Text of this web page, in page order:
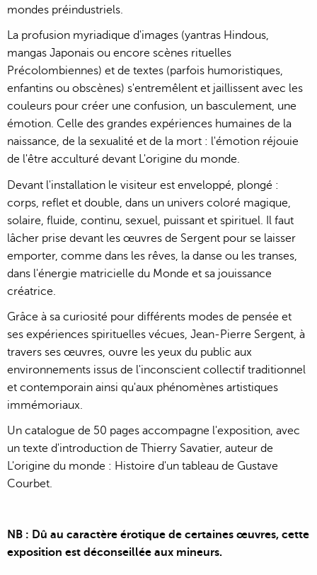
mondes préindustriels.
La profusion myriadique d'images (yantras Hindous,
mangas Japonais ou encore scènes rituelles
Précolombiennes) et de textes (parfois humoristiques,
enfantins ou obscènes) s'entremêlent et jaillissent avec les
couleurs pour créer une confusion, un basculement, une
émotion. Celle des grandes expériences humaines de la
naissance, de la sexualité et de la mort : l'émotion réjouie
de l'être acculturé devant L'origine du monde.
Devant l'installation le visiteur est enveloppé, plongé :
corps, reflet et double, dans un univers coloré magique,
solaire, fluide, continu, sexuel, puissant et spirituel. Il faut
lâcher prise devant les œuvres de Sergent pour se laisser
emporter, comme dans les rêves, la danse ou les transes,
dans l'énergie matricielle du Monde et sa jouissance
créatrice.
Grâce à sa curiosité pour différents modes de pensée et
ses expériences spirituelles vécues, Jean-Pierre Sergent, à
travers ses œuvres, ouvre les yeux du public aux
environnements issus de l'inconscient collectif traditionnel
et contemporain ainsi qu'aux phénomènes artistiques
immémoriaux.
Un catalogue de 50 pages accompagne l'exposition, avec
un texte d'introduction de Thierry Savatier, auteur de
L'origine du monde : Histoire d'un tableau de Gustave
Courbet.
NB : Dû au caractère érotique de certaines œuvres, cette
exposition est déconseillée aux mineurs.